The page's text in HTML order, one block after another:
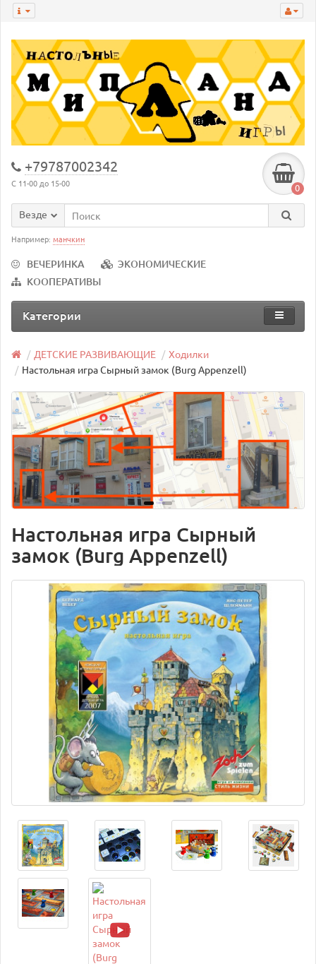
+79787002342
С 11-00 до 15-00 0
Везде
Например: манчкин
ВЕЧЕРИНКА
ЭКОНОМИЧЕСКИЕ
КООПЕРАТИВЫ
Категории
ДЕТСКИЕ РАЗВИВАЮЩИЕ
Ходилки
Настольная игра Сырный замок (Burg Appenzell)
Настольная игра Сырный
замок (Burg Appenzell)